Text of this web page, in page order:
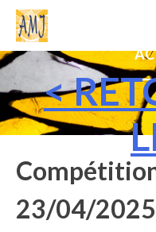
<
VIE
VIE
VIE
23/04/2025